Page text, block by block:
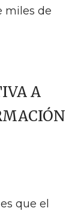
miles de
A
que el